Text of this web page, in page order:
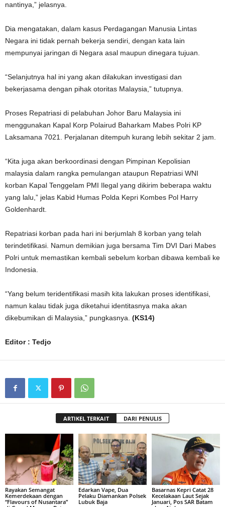
nantinya,” jelasnya.
Dia mengatakan, dalam kasus Perdagangan Manusia Lintas
Negara ini tidak pernah bekerja sendiri, dengan kata lain
mempunyai jaringan di Negara asal maupun dinegara tujuan.
“Selanjutnya hal ini yang akan dilakukan investigasi dan
bekerjasama dengan pihak otoritas Malaysia,” tutupnya.
Proses Repatriasi di pelabuhan Johor Baru Malaysia ini
menggunakan Kapal Korp Polairud Baharkam Mabes Polri KP
Laksamana 7021. Perjalanan ditempuh kurang lebih sekitar 2 jam.
“Kita juga akan berkoordinasi dengan Pimpinan Kepolisian
malaysia dalam rangka pemulangan ataupun Repatriasi WNI
korban Kapal Tenggelam PMI Ilegal yang dikirim beberapa waktu
yang lalu,” jelas Kabid Humas Polda Kepri Kombes Pol Harry
Goldenhardt.
Repatriasi korban pada hari ini berjumlah 8 korban yang telah
terindetifikasi. Namun demikian juga bersama Tim DVI Dari Mabes
Polri untuk memastikan kembali sebelum korban dibawa kembali ke
Indonesia.
“Yang belum teridentifikasi masih kita lakukan proses identifikasi,
namun kalau tidak juga diketahui identitasnya maka akan
dikebumikan di Malaysia,” pungkasnya. (KS14)
Editor : Tedjo
ARTIKEL TERKAIT DARI PENULIS
Rayakan Semangat
Kemerdekaan dengan
“Flavours of Nusantara”
Edarkan Vape, Dua
Pelaku Diamankan Polsek
Lubuk Baja
Basarnas Kepri Catat 28
Kecelakaan Laut Sejak
Januari, Pos SAR Batam